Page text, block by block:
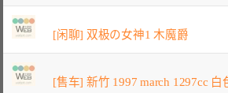
[闲聊] 双极の女神1 木魔爵
[售车] 新竹 1997 march 1297cc 白